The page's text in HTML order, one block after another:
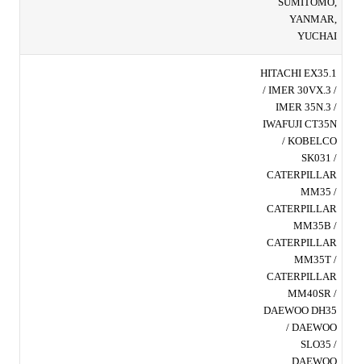
YANMAR,
YUCHAI
HITACHI EX35.1
/ IMER 30VX.3 /
IMER 35N.3 /
IWAFUJI CT35N
/ KOBELCO
SK031 /
CATERPILLAR
MM35 /
CATERPILLAR
MM35B /
CATERPILLAR
MM35T /
CATERPILLAR
MM40SR /
DAEWOO DH35
/ DAEWOO
SLO35 /
DAEWOO